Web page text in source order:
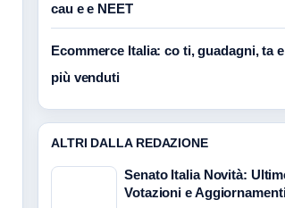
cau e e NEET
Ecommerce Italia: co ti, guadagni, ta
più venduti
ALTRI DALLA REDAZIONE
Senato Italia Novità:
Votazioni e